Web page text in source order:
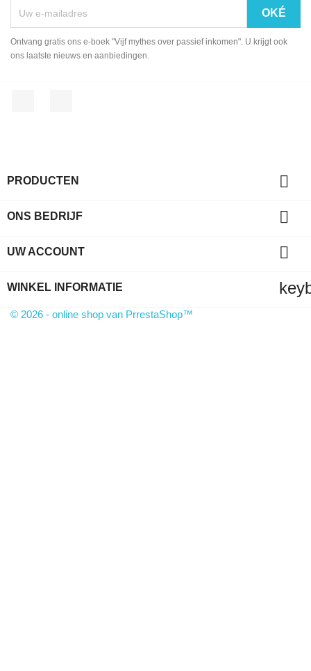
Ontvang gratis ons e-boek "Vijf mythes over passief inkomen". U krijgt ook
ons laatste nieuws en aanbiedingen.
PRODUCTEN 
ONS BEDRIJF 
UW ACCOUNT 
WINKEL INFORMATIE
© 2026 - online shop van PrrestaShop™